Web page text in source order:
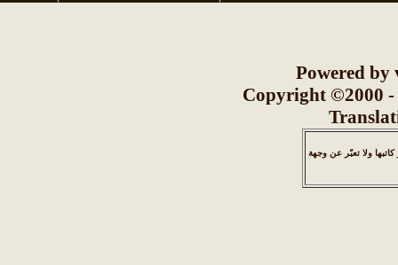
Copyright
عن وجهة